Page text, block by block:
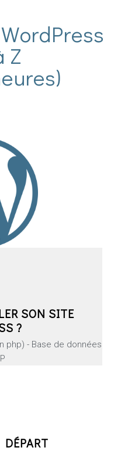
Z
SON SITE
?
php) - Base de données